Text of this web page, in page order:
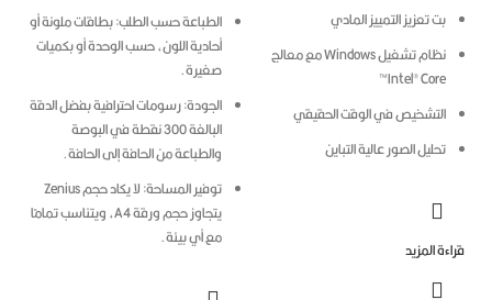
تعزيز التمييز المادي
نظام تشغيل Windows مع معالج
Intel® Core™
التشخيص في الوقت الحقيقي
تحليل الصور عالية التباين
المزيد
الطباعة حسب الطلب: بطاقات ملونة أو
أحادية اللون، حسب الوحدة أو بكميات
صغيرة.
الجودة: رسومات احترافية بفضل الدقة
البالغة 300 نقطة في البوصة
والطباعة من الحافة إلى الحافة.
توفير المساحة: لا يكاد حجم Zenius
يتجاوز حجم ورقة A4، ويتناسب تمامًا
مع أي بيئة.